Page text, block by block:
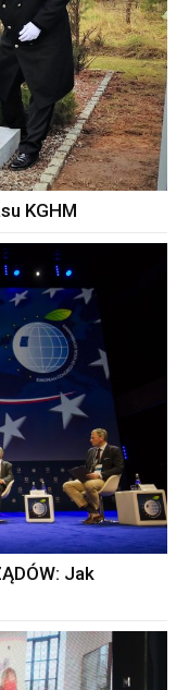
KGHM
Jak